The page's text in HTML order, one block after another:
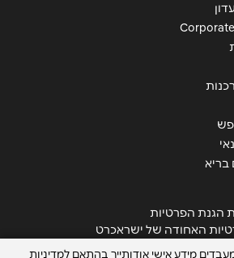
בריא
הגנת הפרטיות
האחודה של ישראכרט
מידע אישי אודותייך בהתאם למדיניות